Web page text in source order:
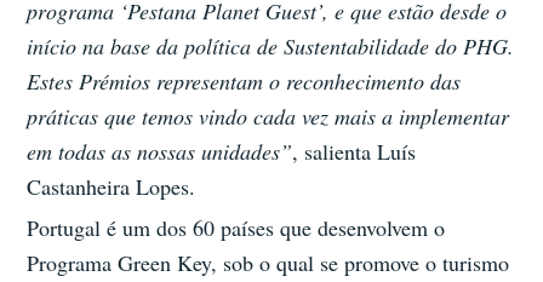
programa ‘Pestana Planet Guest’, e que estão desde o
início na base da política de Sustentabilidade do PHG.
Estes Prémios representam o reconhecimento das
práticas que temos vindo cada vez mais a implementar
em todas as nossas unidades”, salienta Luís
Castanheira Lopes.
Portugal é um dos 60 países que desenvolvem o
Programa Green Key, sob o qual se promove o turismo